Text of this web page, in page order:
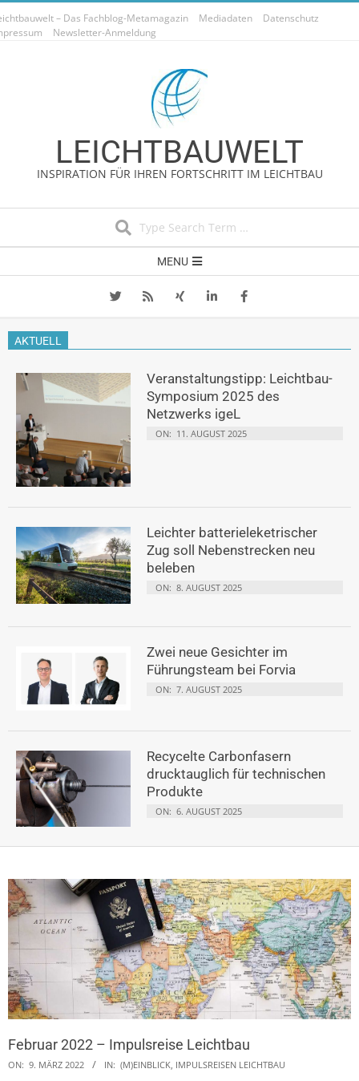
Skip
to
– Das Fachblog-Metamagazin Mediadaten
Datenschutz
Newsletter-Anmeldung
LEICHTBAUWELT
INSPIRATION FÜR IHREN FORTSCHRITT IM LEICHTBAU
Navigation
MENU
AKTUELL
Veranstaltungstipp: Leichtbau-
Symposium 2025 des
Netzwerks igeL
ON: 11. AUGUST 2025
Leichter batterieleketrischer
Zug soll Nebenstrecken neu
beleben
ON: 8. AUGUST 2025
Zwei neue Gesichter im
Führungsteam bei Forvia
ON: 7. AUGUST 2025
Recycelte Carbonfasern
drucktauglich für technischen
Produkte
ON: 6. AUGUST 2025
Februar 2022 – Impulsreise Leichtbau
ON: 9. MÄRZ 2022 IN: (M)EINBLICK, IMPULSREISEN LEICHTBAU